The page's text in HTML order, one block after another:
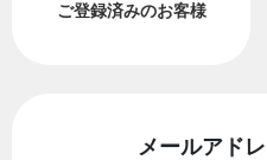
ご登録済みのお客様
メールアド